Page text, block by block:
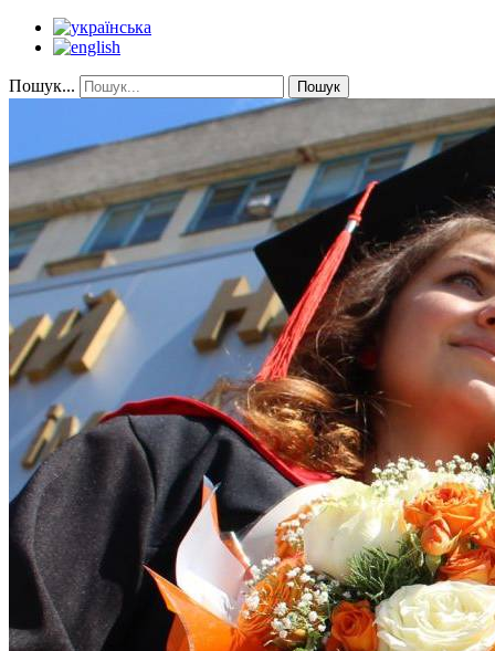
Пошук... Пошук